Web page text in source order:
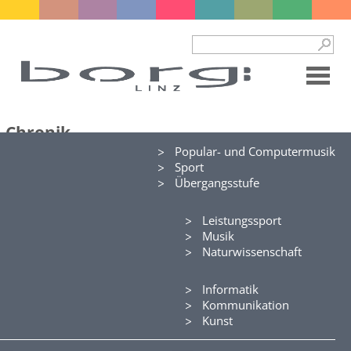
Popular- und Computermusik
Sport
Übergangsstufe
Leistungssport
Musik
Naturwissenschaft
Informatik
Kommunikation
Kunst
Chronik